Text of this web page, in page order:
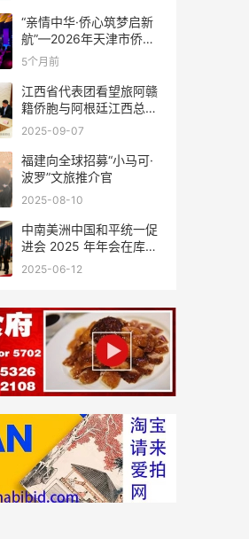
结！
“亲情中华·侨心筑梦启新
航”—2026年天津市侨界
新春联谊活动成功举办
5个月前
江西省代表团看望旅阿赣
籍侨胞与阿根廷江西总商
会座谈
2025-09-07
福建向全球招募“小马可·
波罗”文旅推介官
2025-08-10
中南美洲中国和平统一促
进会 2025 年年会在库拉
索圆满举行，共绘反“独”
2025-06-12